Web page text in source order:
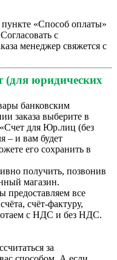
«Способ оплаты»
с
менеджер свяжется с
(для юридических
банковским
заказа выберите в
для Юр.лиц (без
– и вам будет
его сохранить в
получить, позвонив
магазин.
предоставляем все
счёт-фактуру,
с НДС и без НДС.
за